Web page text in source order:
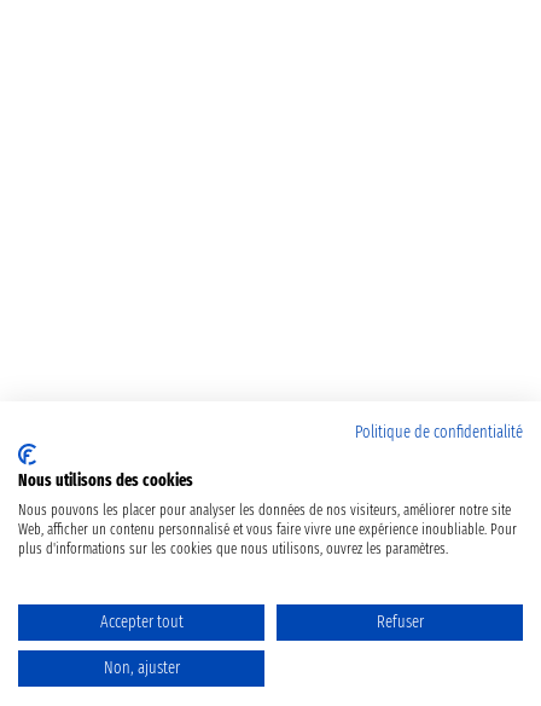
Politique de confidentialité
Nous utilisons des cookies
Nous pouvons les placer pour analyser les données de nos visiteurs, améliorer notre site
Web, afficher un contenu personnalisé et vous faire vivre une expérience inoubliable. Pour
plus d'informations sur les cookies que nous utilisons, ouvrez les paramètres.
Accepter tout Refuser
Non, ajuster